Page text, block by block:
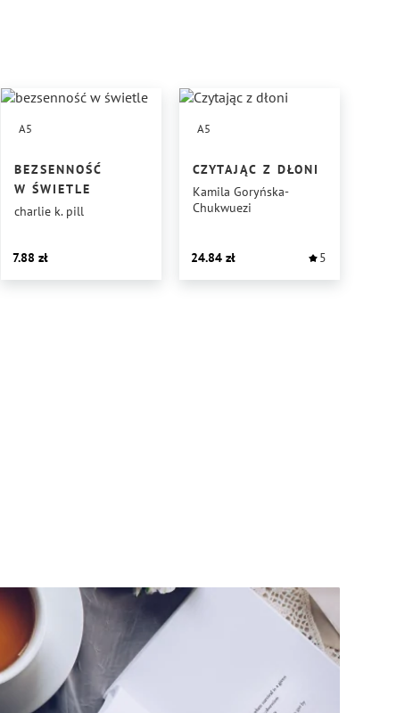
A5
BEZSENNOŚĆ
W ŚWIETLE
charlie k. pill
7.88
A5
CZYTAJĄC Z DŁONI
Kamila Goryńska-
Chukwuezi
24.84 5